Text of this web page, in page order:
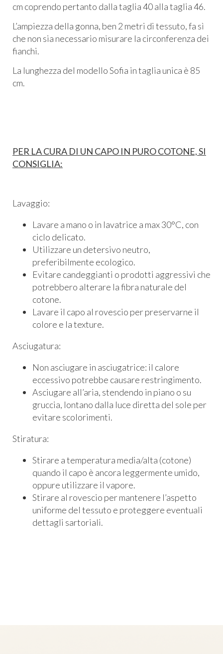
cm coprendo pertanto dalla taglia 40 alla taglia 46.
L’ampiezza della gonna, ben 2 metri di tessuto, fa sì
che non sia necessario misurare la circonferenza dei
fianchi.
La lunghezza del modello Sofia in taglia unica è 85
cm.
PER LA CURA DI UN CAPO IN PURO COTONE, SI
CONSIGLIA:
Lavaggio:
Lavare a mano o in lavatrice a max 30°C, con
ciclo delicato.
Utilizzare un detersivo neutro,
preferibilmente ecologico.
Evitare candeggianti o prodotti aggressivi che
potrebbero alterare la fibra naturale del
cotone.
Lavare il capo al rovescio per preservarne il
colore e la texture.
Asciugatura:
Non asciugare in asciugatrice: il calore
eccessivo potrebbe causare restringimento.
Asciugare all’aria, stendendo in piano o su
gruccia, lontano dalla luce diretta del sole per
evitare scolorimenti.
Stiratura:
Stirare a temperatura media/alta (cotone)
quando il capo è ancora leggermente umido,
oppure utilizzare il vapore.
Stirare al rovescio per mantenere l’aspetto
uniforme del tessuto e proteggere eventuali
dettagli sartoriali.